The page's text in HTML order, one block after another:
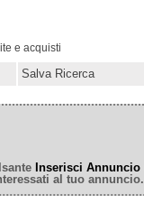
e acquisti
Salva Ricerca
Inserisci Annuncio
al tuo annuncio.